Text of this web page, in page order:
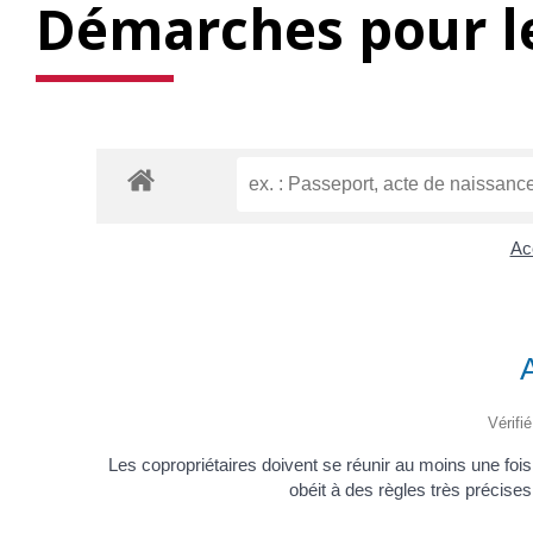
Démarches pour
Les copropriétaires doivent se réunir au moins une
obéit à des règles très